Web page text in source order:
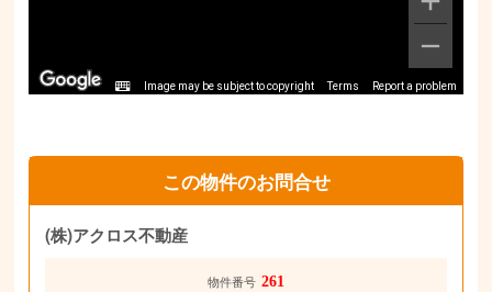
Image may be subject to copyright Terms Report a problem
この物件のお問合せ
(株)アクロス不動産
物件番号 261